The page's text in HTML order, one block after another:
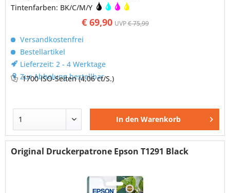
€ 69,90 UVP€ 75,99
Tintenfarben: BK/C/M/Y
Versandkostenfrei
Bestellartikel
Lieferzeit: 2 - 4 Werktage
Zur Abholung bestellbar
1700 ISO-Seiten(4,06 ct/S.)
In den Warenkorb
Original Druckerpatrone Epson T1291 Black